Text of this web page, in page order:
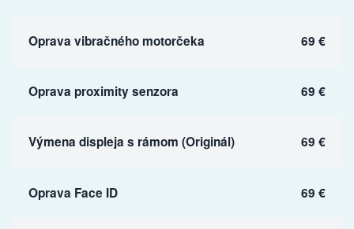
Oprava vibračného motorčeka 69 €
Oprava proximity senzora 69 €
Výmena displeja s rámom (Originál) 69 €
Oprava Face ID 69 €